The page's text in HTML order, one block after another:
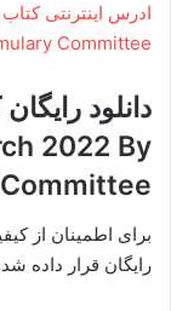
Committee
2022 By
برای اطمینان از
رایگان قرار داده